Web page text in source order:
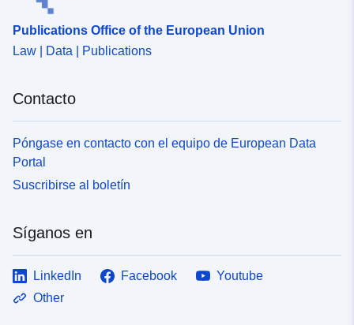
Publications Office of the European Union
Law | Data | Publications
Contacto
Póngase en contacto con el equipo de European Data
Portal
Suscribirse al boletín
Síganos en
LinkedIn Facebook
Youtube
Other